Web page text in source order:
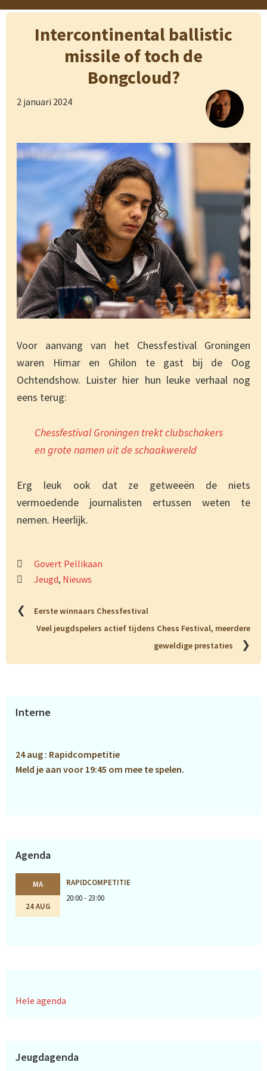
Intercontinental ballistic
missile of toch de
Bongcloud?
2 januari 2024
Voor aanvang van het Chessfestival Groningen
waren Himar en Ghilon te gast bij de Oog
Ochtendshow. Luister hier hun leuke verhaal nog
eens terug:
Chessfestival Groningen trekt clubschakers
en grote namen uit de schaakwereld
Erg leuk ook dat ze getweeën de niets
vermoedende journalisten ertussen weten te
nemen. Heerlijk.
Govert Pellikaan
Jeugd, Nieuws
❮
Eerste winnaars Chessfestival
Veel jeugdspelers actief tijdens Chess Festival, meerdere
geweldige prestaties
❯
Primaire
Interne
24 aug : Rapidcompetitie
Meld je aan voor 19:45 om mee te spelen.
Agenda
MA
24 AUG
RAPIDCOMPETITIE
20:00 - 23:00
Hele agenda
Jeugdagenda